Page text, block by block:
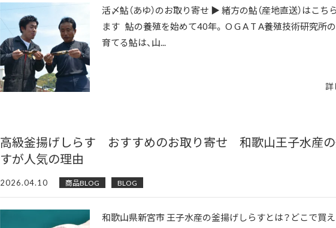
活〆鮎（あゆ）のお取り寄せ ▶ 緒方の鮎（産地直送）はこち
ます 鮎の養殖を始めて40年。 O G A T A養殖技術研究所
育てる鮎は、山...
詳
高級釜揚げしらす おすすめのお取り寄せ 和歌山王子水産の
すが人気の理由
2026.04.10 商品BLOG BLOG
和歌山県新宮市 王子水産の釜揚げしらすとは？どこで買